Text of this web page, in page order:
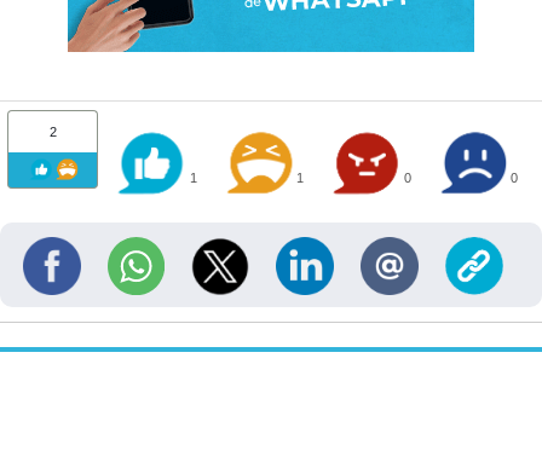
2
1 1 0 0